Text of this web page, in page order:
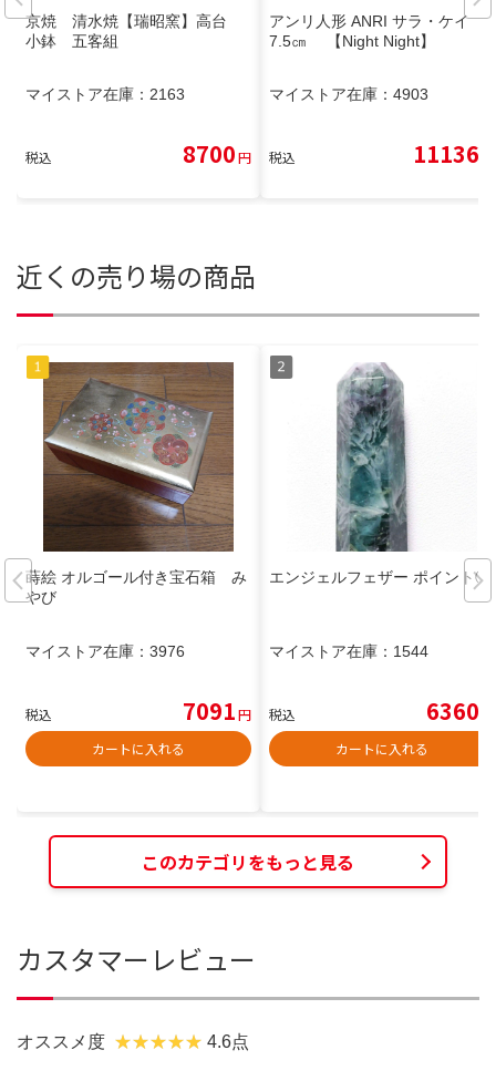
京焼 清水焼【瑞昭窯】高台
小鉢 五客組
マイストア在庫： 2163
税込 8700円
アンリ人形 ANRI サラ・ケイ 1
7.5㎝ 【Night Night】
マイストア在庫： 4903
税込 11136
近くの売り場の商品
蒔絵 オルゴール付き宝石箱 み
やび
マイストア在庫： 3976
税込 7091円
カートに入れる
エンジェルフェザー ポイント⑤
マイストア在庫： 1544
税込 6360
カートに入れる
このカテゴリをもっと見る
カスタマーレビュー
オススメ度 4.6点